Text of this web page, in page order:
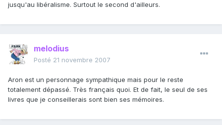
jusqu'au libéralisme. Surtout le second d'ailleurs.
melodius
Posté 21 novembre 2007
Aron est un personnage sympathique mais pour le reste
totalement dépassé. Très français quoi. Et de fait, le seul de ses
livres que je conseillerais sont bien ses mémoires.